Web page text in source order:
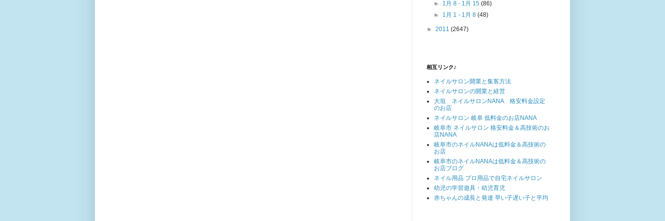
► 1月 8 - 1月 15(86)
► 1月 1 - 1月 8(48)
► 2011 (2647)
相互リンク♪
ネイルサロン開業と集客方法
ネイルサロンの開業と経営
大垣 ネイルサロンNANA 格安料金設定
のお店
ネイルサロン 岐阜 低料金のお店NANA
岐阜市 ネイルサロン 格安料金＆高技術のお
店NANA
岐阜市のネイルNANAは低料金＆高技術の
お店
岐阜市のネイルNANAは低料金＆高技術の
お店ブログ
ネイル用品 プロ用品で自宅ネイルサロン
幼児の学習遊具・幼児育児
赤ちゃんの成長と発達 早い子遅い子と平均